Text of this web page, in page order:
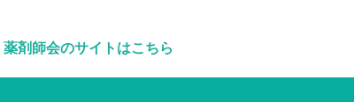
薬剤師会のサイトはこちら